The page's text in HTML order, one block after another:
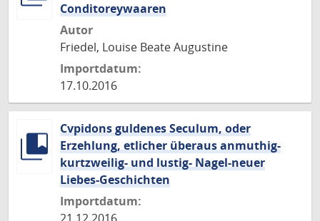
Conditoreywaaren
Autor
Friedel, Louise Beate Augustine
Importdatum:
17.10.2016
Cvpidons guldenes Seculum, oder
Erzehlung, etlicher überaus anmuthig-
kurtzweilig- und lustig- Nagel-neuer
Liebes-Geschichten
Importdatum: